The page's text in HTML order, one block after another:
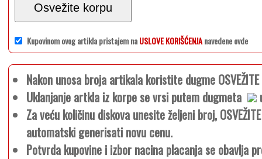
Osvežite korpu
Kupovinom ovog artikla pristajem naUSLOVE KORIŠĆENJAnavedene ovde
Nakon unosa broja artikala koristite dugme OSVEŽITE
Uklanjanje artkla iz korpe se vrsi putem dugmeta
Za veću količinu diskova unesite željeni broj,
automatski generisati novu cenu.
Potvrda kupovine i izbor nacina placanja se obavlja